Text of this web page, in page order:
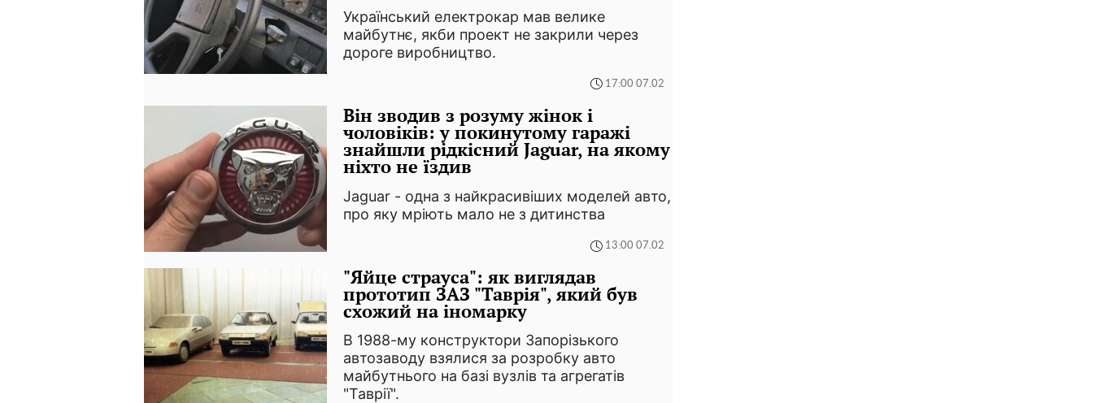
Український електрокар мав велике
майбутнє, якби проект не закрили через
дороге виробництво.
17:00 07.02
Він зводив з розуму жінок і
чоловіків: у покинутому гаражі
знайшли рідкісний Jaguar, на якому
ніхто не їздив
Jaguar - одна з найкрасивіших моделей авто,
про яку мріють мало не з дитинства
13:00 07.02
"Яйце страуса": як виглядав
прототип ЗАЗ "Таврія", який був
схожий на іномарку
В 1988-му конструктори Запорізького
автозаводу взялися за розробку авто
майбутнього на базі вузлів та агрегатів
"Таврії".